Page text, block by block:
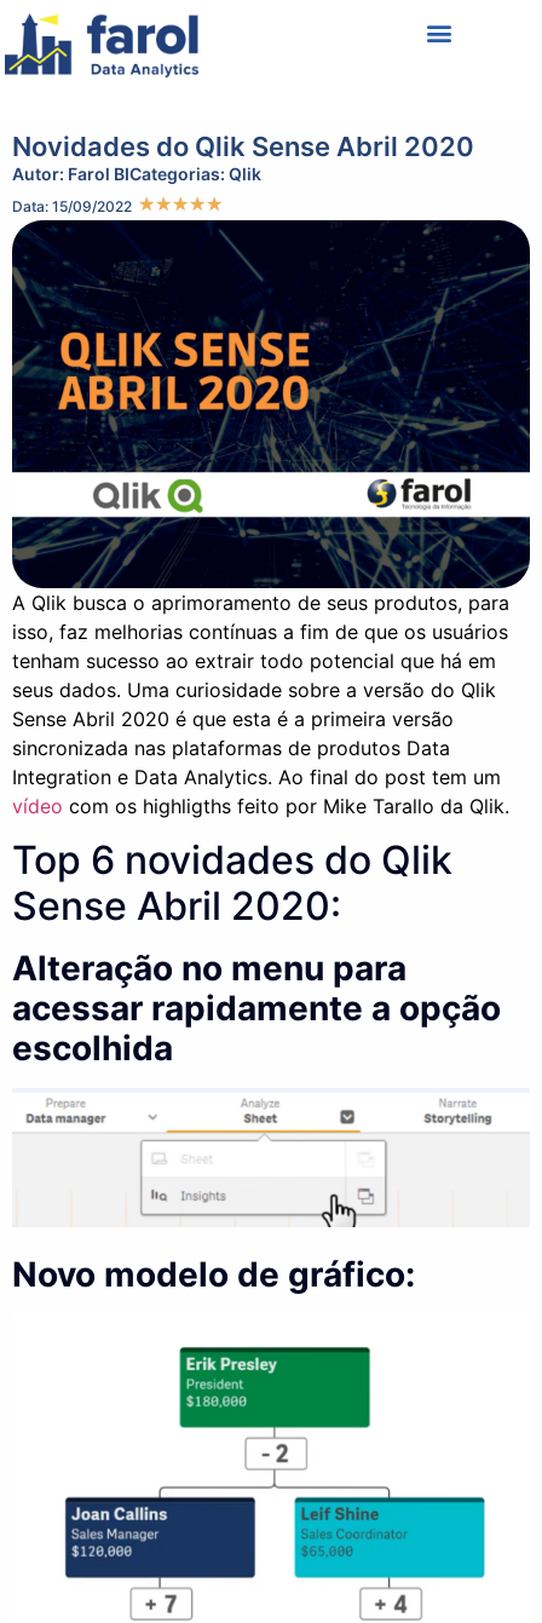
Novidades do Qlik Sense Abril 2020
Autor: Farol BICategorias: Qlik
Data: 15/09/2022 ★★★★★
A Qlik busca o aprimoramento de seus produtos, para
isso, faz melhorias contínuas a fim de que os usuários
tenham sucesso ao extrair todo potencial que há em
seus dados. Uma curiosidade sobre a versão do Qlik
Sense Abril 2020 é que esta é a primeira versão
sincronizada nas plataformas de produtos Data
Integration e Data Analytics. Ao final do post tem um
vídeo com os highligths feito por Mike Tarallo da Qlik.
Top 6 novidades do Qlik
Sense Abril 2020:
Alteração no menu para
acessar rapidamente a opção
escolhida
Novo modelo de gráfico: